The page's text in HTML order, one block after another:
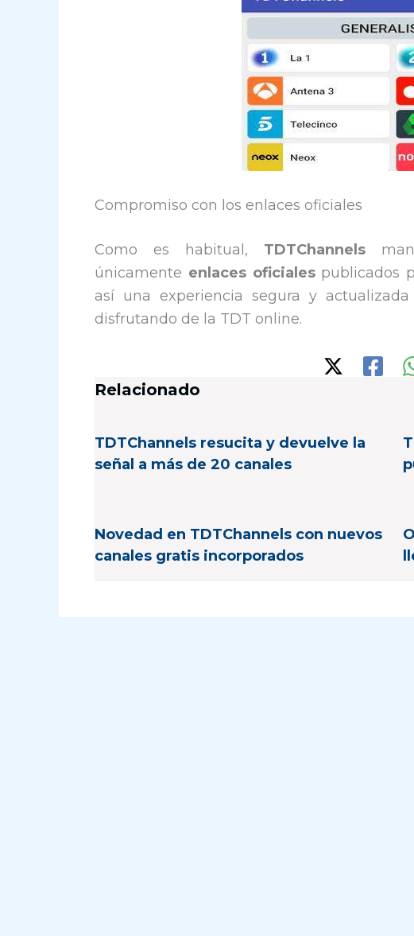
Compromiso con los enlaces oficiales
Como es habitual, TDTChannels
únicamente enlaces oficialespublicados
así una experiencia segura y
disfrutando de la TDT online.
Relacionado
TDTChannels resucita y devuelve la
señal a más de 20 canales
Novedad en TDTChannels con nuevos
canales gratis incorporados